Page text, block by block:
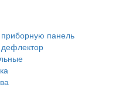
панель